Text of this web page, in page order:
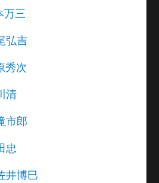
万三
弘吉
秀次
清
市郎
忠
井博巳